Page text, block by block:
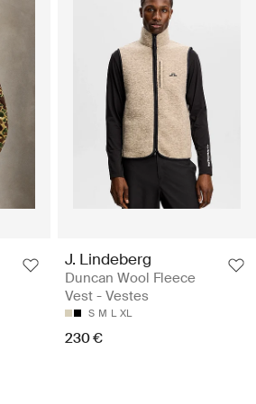
J. Lindeberg
Duncan Wool Fleece
Vest - Vestes
S M L XL
230 €